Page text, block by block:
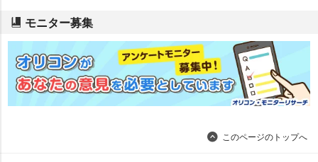
モニター募集
このページのトップへ